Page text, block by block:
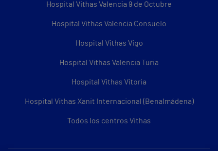
Hospital Vithas Valencia 9 de Octubre
Hospital Vithas Valencia Consuelo
Hospital Vithas Vigo
Hospital Vithas Valencia Turia
Hospital Vithas Vitoria
Hospital Vithas Xanit Internacional (Benalmádena)
Todos los centros Vithas